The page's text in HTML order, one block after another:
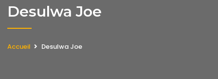
Desulwa Joe
Accueil Desulwa Joe